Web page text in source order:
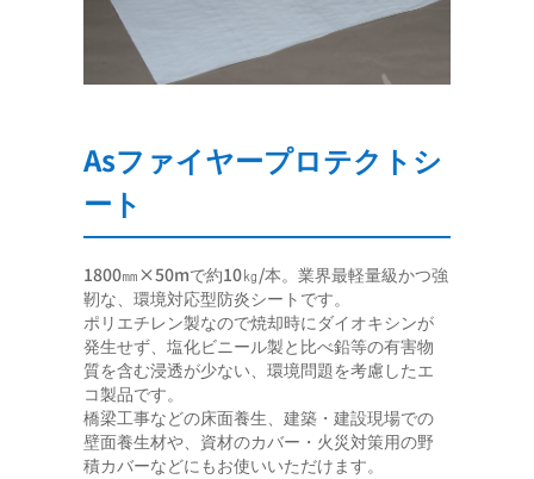
Asファイヤープロテクトシ
ート
1800㎜×50mで約10㎏/本。業界最軽量級かつ強
靭な、環境対応型防炎シートです。
ポリエチレン製なので焼却時にダイオキシンが
発生せず、塩化ビニール製と比べ鉛等の有害物
質を含む浸透が少ない、環境問題を考慮したエ
コ製品です。
橋梁工事などの床面養生、建築・建設現場での
壁面養生材や、資材のカバー・火災対策用の野
積カバーなどにもお使いいただけます。